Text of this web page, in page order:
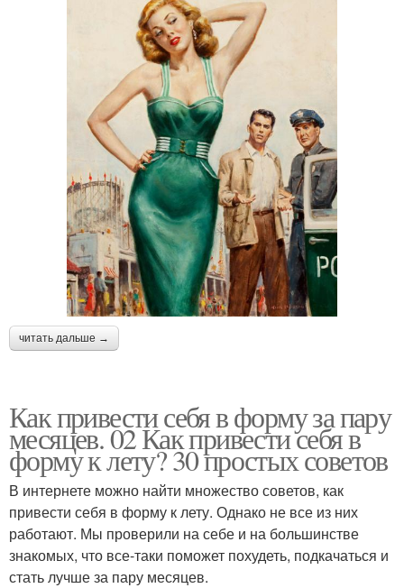
читать дальше →
Как привести себя в форму за пару
месяцев. 02 Как привести себя в
форму к лету? 30 простых советов
В интернете можно найти множество советов, как
привести себя в форму к лету. Однако не все из них
работают. Мы проверили на себе и на большинстве
знакомых, что все-таки поможет похудеть, подкачаться и
стать лучше за пару месяцев.